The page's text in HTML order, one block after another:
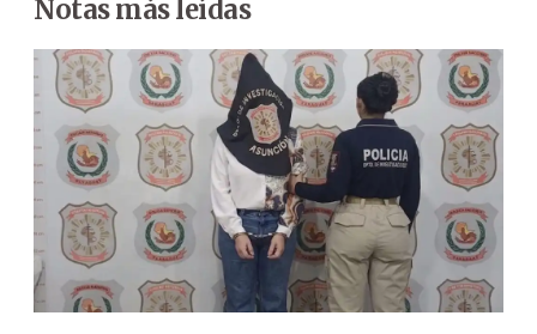
Notas más leídas